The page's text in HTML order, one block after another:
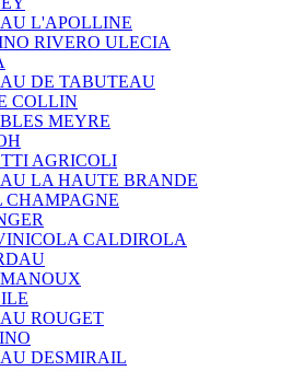
L'APOLLINE
RIVERO ULECIA
DE TABUTEAU
COLLIN
MEYRE
AGRICOLI
LA HAUTE BRANDE
CHAMPAGNE
CALDIROLA
ROUGET
DESMIRAIL